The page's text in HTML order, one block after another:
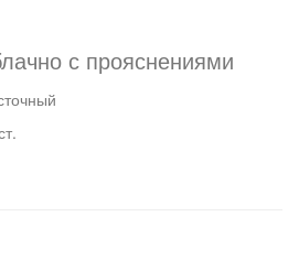
с прояснениями